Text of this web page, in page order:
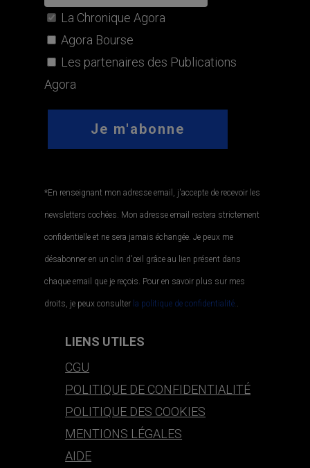
La Chronique Agora
Agora Bourse
Les partenaires des Publications
Agora
*En renseignant mon adresse email, j'accepte de recevoir les
newsletters cochées. Mon adresse email restera strictement
confidentielle et ne sera jamais échangée. Je peux me
désabonner en un clin d'œil grâce au lien présent dans
chaque email que je reçois. Pour en savoir plus sur mes
droits, je peux consulter la politique de confidentialité..
LIENS UTILES
CGU
POLITIQUE DE CONFIDENTIALITÉ
POLITIQUE DES COOKIES
MENTIONS LÉGALES
AIDE